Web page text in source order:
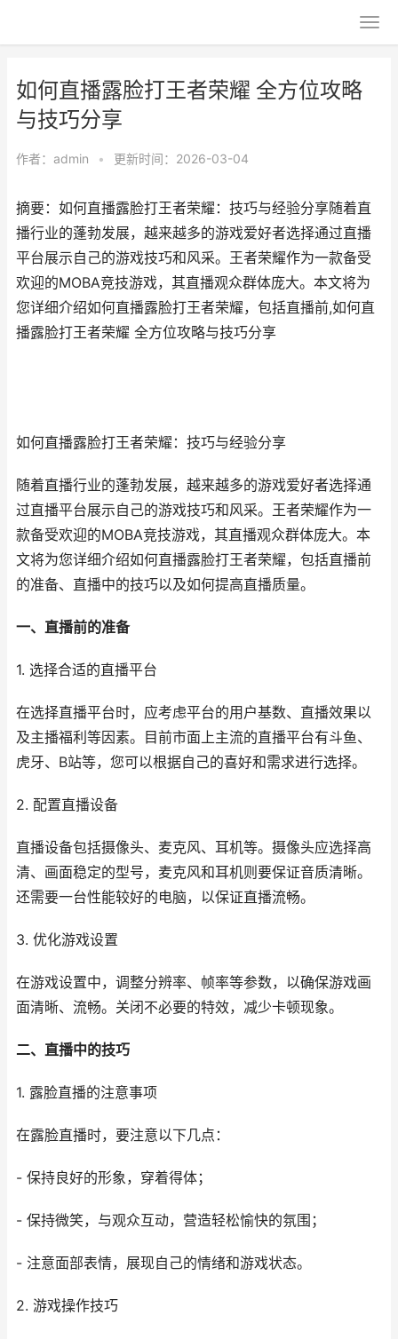
如何直播露脸打王者荣耀 全方位攻略
与技巧分享
作者： admin • 更新时间：2026-03-04
摘要：如何直播露脸打王者荣耀：技巧与经验分享随着直
播行业的蓬勃发展，越来越多的游戏爱好者选择通过直播
平台展示自己的游戏技巧和风采。王者荣耀作为一款备受
欢迎的MOBA竞技游戏，其直播观众群体庞大。本文将为
您详细介绍如何直播露脸打王者荣耀，包括直播前,如何直
播露脸打王者荣耀 全方位攻略与技巧分享
如何直播露脸打王者荣耀：技巧与经验分享
随着直播行业的蓬勃发展，越来越多的游戏爱好者选择通
过直播平台展示自己的游戏技巧和风采。王者荣耀作为一
款备受欢迎的MOBA竞技游戏，其直播观众群体庞大。本
文将为您详细介绍如何直播露脸打王者荣耀，包括直播前
的准备、直播中的技巧以及如何提高直播质量。
一、直播前的准备
1. 选择合适的直播平台
在选择直播平台时，应考虑平台的用户基数、直播效果以
及主播福利等因素。目前市面上主流的直播平台有斗鱼、
虎牙、B站等，您可以根据自己的喜好和需求进行选择。
2. 配置直播设备
直播设备包括摄像头、麦克风、耳机等。摄像头应选择高
清、画面稳定的型号，麦克风和耳机则要保证音质清晰。
还需要一台性能较好的电脑，以保证直播流畅。
3. 优化游戏设置
在游戏设置中，调整分辨率、帧率等参数，以确保游戏画
面清晰、流畅。关闭不必要的特效，减少卡顿现象。
二、直播中的技巧
1. 露脸直播的注意事项
在露脸直播时，要注意以下几点：
- 保持良好的形象，穿着得体；
- 保持微笑，与观众互动，营造轻松愉快的氛围；
- 注意面部表情，展现自己的情绪和游戏状态。
2. 游戏操作技巧